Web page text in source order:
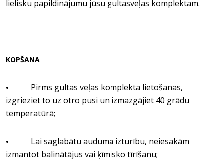
lielisku papildinājumu jūsu gultasveļas komplektam.
KOPŠANA
•
Pirms gultas veļas komplekta lietošanas,
izgrieziet to uz otro pusi un izmazgājiet 40 grādu
temperatūrā;
•
Lai saglabātu auduma izturību, neiesakām
izmantot balinātājus vai ķīmisko tīrīšanu;